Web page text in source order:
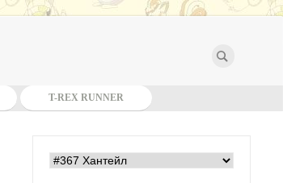
T-REX RUNNER